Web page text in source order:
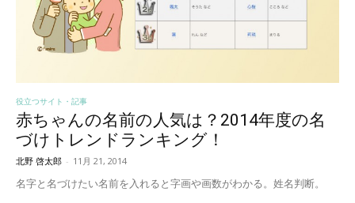
役立つサイト・記事
赤ちゃんの名前の人気は？2014年度の名
づけトレンドランキング！
北野 啓太郎 - 11月 21, 2014
名字と名づけたい名前を入れると字画や画数がわかる。姓名判断。